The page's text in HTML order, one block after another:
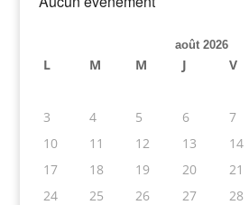
août 2026
L M M J V
3
4 5 6 7
10
11 12 13 14
17
18 19 20 21
24
25 26 27 28